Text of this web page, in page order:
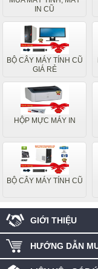
IN CŨ
BỘ CÂY MÁY TÍNH CŨ
GIÁ RẺ
HỘP MỰC MÁY IN
BỘ CÂY MÁY TÍNH CŨ
GIỚI THIỆU
HƯỚNG DẪN